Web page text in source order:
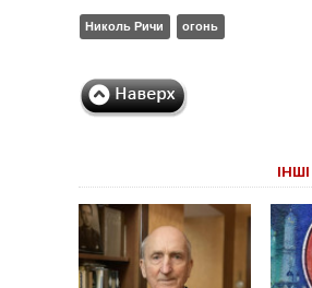
Николь Ричи огонь